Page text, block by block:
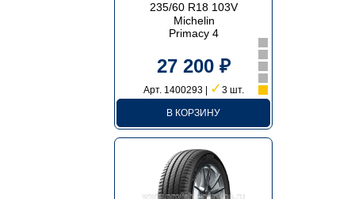
235/60 R18 103V
Michelin
Primacy 4
27 200 ₽
Арт. 1400293 | ✓ 3 шт.
В КОРЗИНУ